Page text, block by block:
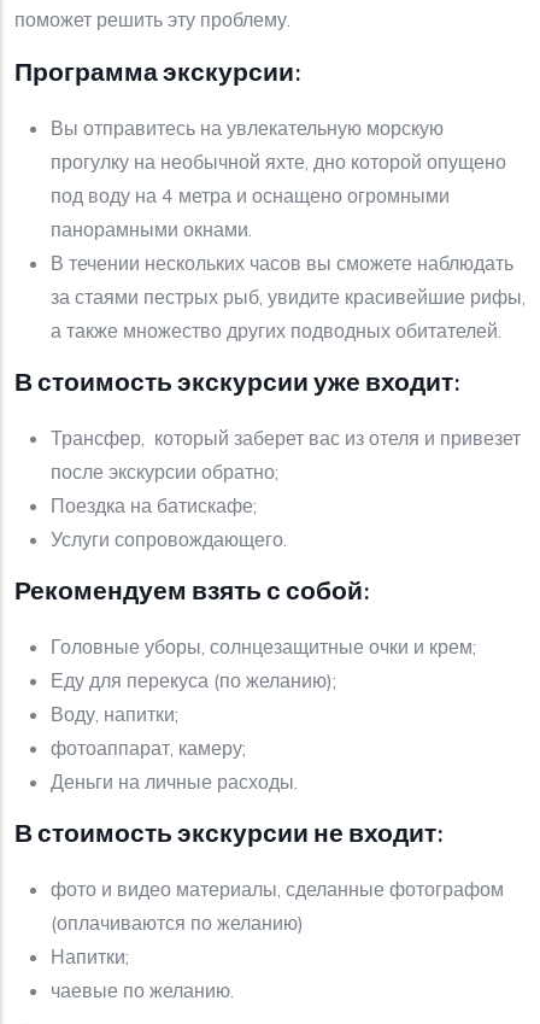
поможет решить эту проблему.
Программа экскурсии:
Вы отправитесь на увлекательную морскую
прогулку на необычной яхте, дно которой опущено
под воду на 4 метра и оснащено огромными
панорамными окнами.
В течении нескольких часов вы сможете наблюдать
за стаями пестрых рыб, увидите красивейшие рифы,
а также множество других подводных обитателей.
В стоимость экскурсии уже входит:
Трансфер, который заберет вас из отеля и привезет
после экскурсии обратно;
Поездка на батискафе;
Услуги сопровождающего.
Рекомендуем взять с собой:
Головные уборы, солнцезащитные очки и крем;
Еду для перекуса (по желанию);
Воду, напитки;
фотоаппарат, камеру;
Деньги на личные расходы.
В стоимость экскурсии не входит:
фото и видео материалы, сделанные фотографом
(оплачиваются по желанию)
Напитки;
чаевые по желанию.